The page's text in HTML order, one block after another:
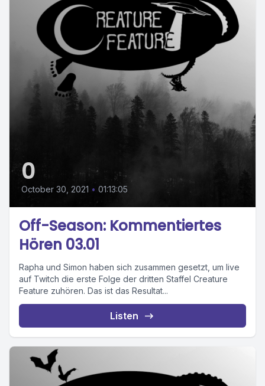
0
October 30, 2021 • 01:13:05
Off-Season: Kommentiertes
Hören 03.01
Rapha und Simon haben sich zusammen gesetzt, um live
auf Twitch die erste Folge der dritten Staffel Creature
Feature zuhören. Das ist das Resultat...
Listen